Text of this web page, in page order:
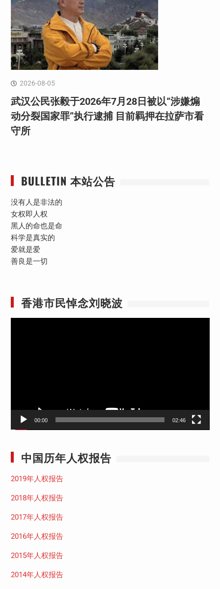
2026-08-05
武汉公民张毅于2026年7月28日被以“涉嫌煽
动分裂国家罪”执行逮捕 目前羁押在拉萨市看
守所
BULLETIN 本站公告
没有人是非法的
女权即人权
黑人的命也是命
科学是真实的
爱就是爱
善良是一切
香港市民悼念刘晓波
00:00 02:46
中国历年人权报告
2019年人权报告
2018年人权报告
2017年人权报告
2016年人权报告
2015年人权报告
2014年人权报告